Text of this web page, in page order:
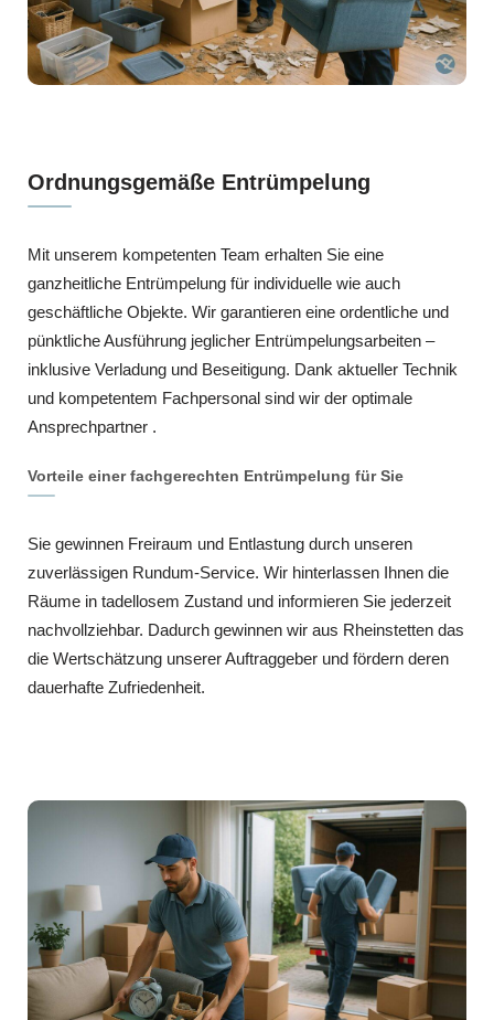
Ordnungsgemäße Entrümpelung
Mit unserem kompetenten Team erhalten Sie eine
ganzheitliche Entrümpelung für individuelle wie auch
geschäftliche Objekte. Wir garantieren eine ordentliche und
pünktliche Ausführung jeglicher Entrümpelungsarbeiten –
inklusive Verladung und Beseitigung. Dank aktueller Technik
und kompetentem Fachpersonal sind wir der optimale
Ansprechpartner .
Vorteile einer fachgerechten Entrümpelung für Sie
Sie gewinnen Freiraum und Entlastung durch unseren
zuverlässigen Rundum-Service. Wir hinterlassen Ihnen die
Räume in tadellosem Zustand und informieren Sie jederzeit
nachvollziehbar. Dadurch gewinnen wir aus Rheinstetten das
die Wertschätzung unserer Auftraggeber und fördern deren
dauerhafte Zufriedenheit.